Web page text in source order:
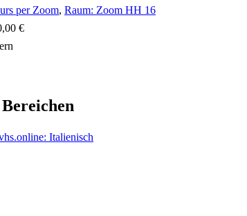
per Zoom, Raum: Zoom HH 16
€
Italienisch